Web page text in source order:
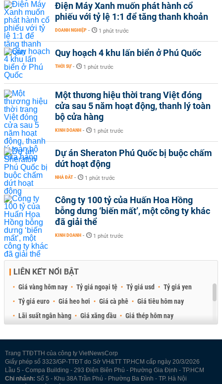
Điện Máy Xanh muốn phát hành cổ
phiếu với tỷ lệ 1:1 để tăng thanh khoản
DOANH NGHIỆP - 1 phút trước
Quy hoạch 4 khu lấn biển ở Phú Quốc
THỜI SỰ - 1 phút trước
Một thương hiệu thời trang Việt đóng
cửa sau 5 năm hoạt động, thanh lý toàn
bộ cửa hàng
KINH DOANH - 1 phút trước
Dự án Sheraton Phú Quốc bị buộc chấm
dứt hoạt động
NHÀ ĐẤT - 1 phút trước
Công ty 100 tỷ của Huấn Hoa Hồng
bỗng dưng ‘biến mất’, một công ty khác
đã giải thể
KINH DOANH - 1 phút trước
LIÊN KẾT NỔI BẬT
Giá vàng hôm nay Tỷ giá ngoại tệ Tỷ giá usd
Tỷ giá yen
Tỷ giá euro
Giá heo hơi Giá cà phê
Giá tiêu hôm nay
Lãi suất ngân hàng
Giá xăng dầu
Giá thép hôm nay
Trang TTĐTTH của công ty VietNewsCorp
Giấy phép số 3323/GP-TTĐT do Sở VH&TT TP.HCM cấp ngày 20/3/2026
Lầu 5 - Compa Building - 293 Điện Biên Phủ - Phường Gia Định - TP.HCM
Chi nhánh: Số 5 - Khu 38A Trần Phú - Phường Ba Đình - TP. Hà Nội